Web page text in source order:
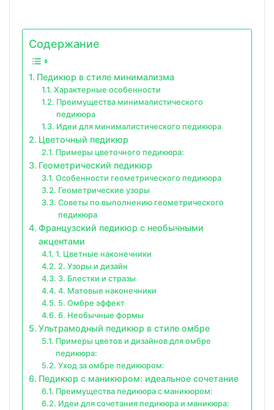
Содержание
Педикюр в стиле минимализма
Характерные особенности
Преимущества минималистического
педикюра
Идеи для минималистического педикюра
Цветочный педикюр
Примеры цветочного педикюра:
Геометрический педикюр
Особенности геометрического педикюра
Геометрические узоры
Советы по выполнению геометрического
педикюра
Французский педикюр с необычными
акцентами
1. Цветные наконечники
2. Узоры и дизайн
3. Блестки и стразы
4. Матовые наконечники
5. Омбре эффект
6. Необычные формы
Ультрамодный педикюр в стиле омбре
Примеры цветов и дизайнов для омбре
педикюра:
Уход за омбре педикюром:
Педикюр с маникюром: идеальное сочетание
Преимущества педикюра с маникюром:
Идеи для сочетания педикюра и маникюра: